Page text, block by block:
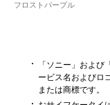
フロストパープル
「ソニー」およ
ービス名およびロ
または商標です。